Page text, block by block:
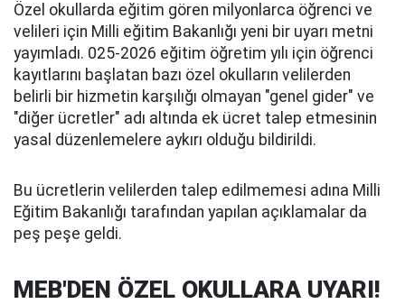
Özel okullarda eğitim gören milyonlarca öğrenci ve
velileri için Milli eğitim Bakanlığı yeni bir uyarı metni
yayımladı. 025-2026 eğitim öğretim yılı için öğrenci
kayıtlarını başlatan bazı özel okulların velilerden
belirli bir hizmetin karşılığı olmayan "genel gider" ve
"diğer ücretler" adı altında ek ücret talep etmesinin
yasal düzenlemelere aykırı olduğu bildirildi.
Bu ücretlerin velilerden talep edilmemesi adına Milli
Eğitim Bakanlığı tarafından yapılan açıklamalar da
peş peşe geldi.
MEB'DEN ÖZEL OKULLARA UYARI!